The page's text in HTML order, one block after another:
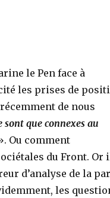
le Pen face à
les prises de
de nous
sont que connexes au
Ou comment
du Front. Or
d’analyse de la
les